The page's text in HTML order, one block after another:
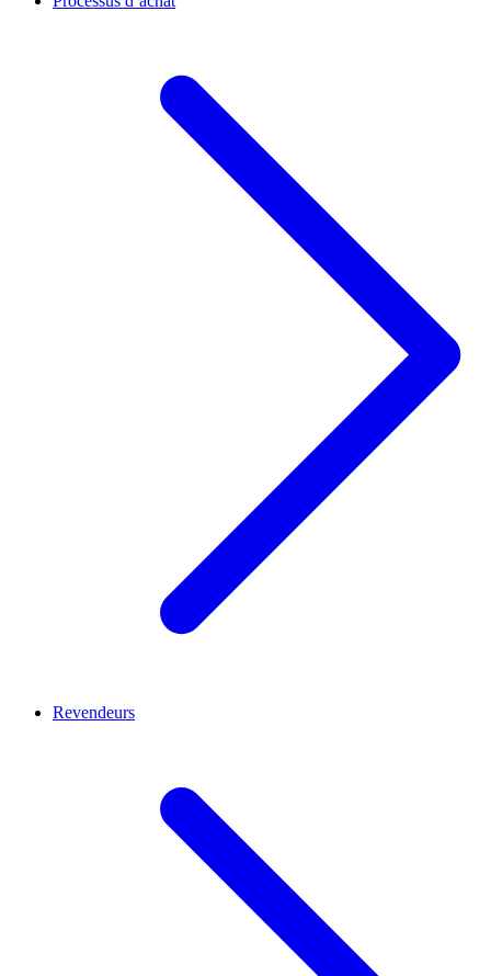
Revendeurs